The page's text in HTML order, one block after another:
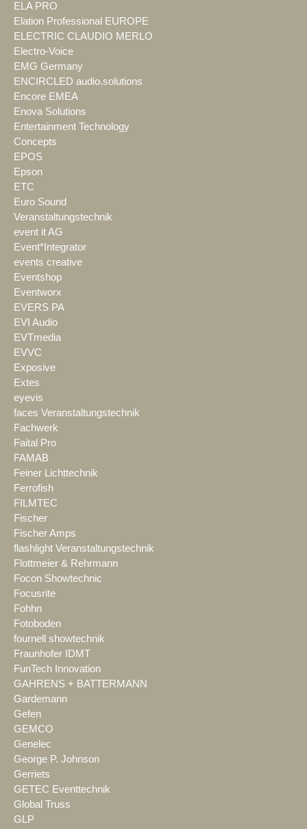
ELA PRO
Elation Professional EUROPE
ELECTRIC CLAUDIO MERLO
Electro-Voice
EMG Germany
ENCIRCLED audio.solutions
Encore EMEA
Enova Solutions
Entertainment Technology
Concepts
EPOS
Epson
ETC
Euro Sound
Veranstaltungstechnik
event it AG
Event*Integrator
events creative
Eventshop
Eventworx
EVERS PA
EVI Audio
EVTmedia
EVVC
Exposive
Extes
eyevis
faces Veranstaltungstechnik
Fachwerk
Faital Pro
FAMAB
Feiner Lichttechnik
Ferrofish
FILMTEC
Fischer
Fischer Amps
flashlight Veranstaltungstechnik
Flottmeier & Rehrmann
Focon Showtechnic
Focusrite
Fohhn
Fotoboden
fournell showtechnik
Fraunhofer IDMT
FunTech Innovation
GAHRENS + BATTERMANN
Gardemann
Gefen
GEMCO
Genelec
George P. Johnson
Gerriets
GETEC Eventtechnik
Global Truss
GLP